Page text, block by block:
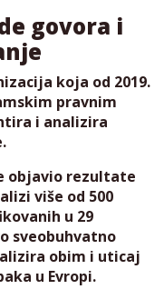
govora i
koja od 2019.
pravnim
i analizira
objavio rezultate
više od 500
u 29
sveobuhvatno
obim i uticaj
u Evropi.